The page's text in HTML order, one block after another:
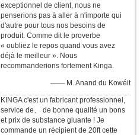
exceptionnel de client, nous ne
penserions pas à aller à n'importe qui
d'autre pour tous nos besoins de
produit. Comme dit le proverbe
« oubliez le repos quand vous avez
déjà le meilleur ». Nous
recommanderions fortement Kinga.
—— M. Anand du Kowéit
KINGA c'est un fabricant professionnel,
service de、 de bonne qualité un bons
et prix de substance gluante ! Je
commande un récipient de 20ft cette